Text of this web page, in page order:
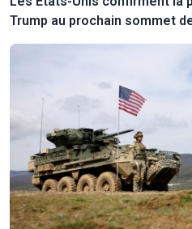
Trump au prochain sommet de